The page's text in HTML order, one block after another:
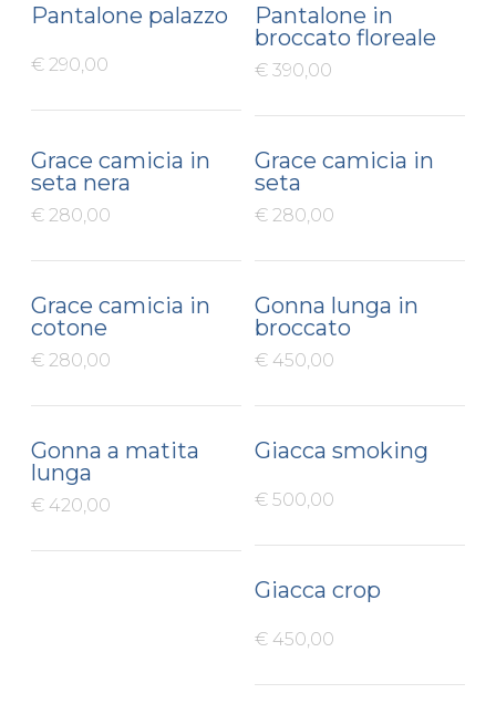
Pantalone palazzo
€ 290,00
Pantalone in
broccato floreale
€ 390,00
Grace camicia in
seta nera
€ 280,00
Grace camicia in
seta
€ 280,00
Grace camicia in
cotone
€ 280,00
Gonna lunga in
broccato
€ 450,00
Gonna a matita
lunga
€ 420,00
Giacca smoking
€ 500,00
Giacca crop
€ 450,00